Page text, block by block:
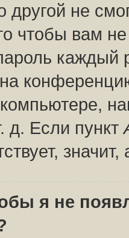
другой не
чтобы вам
д. Если пункт
я не